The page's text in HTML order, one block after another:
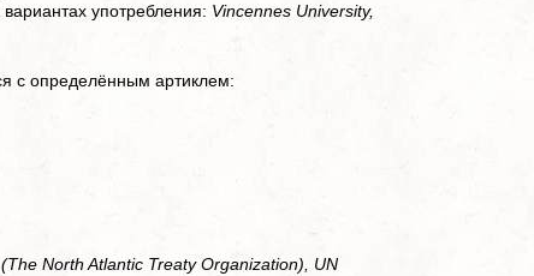
употребления: Vincennes University,
с определённым артиклем:
North Atlantic Treaty Organization), UN